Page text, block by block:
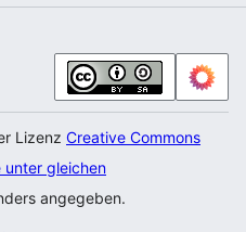
Lizenz Creative Commons
unter gleichen
angegeben.